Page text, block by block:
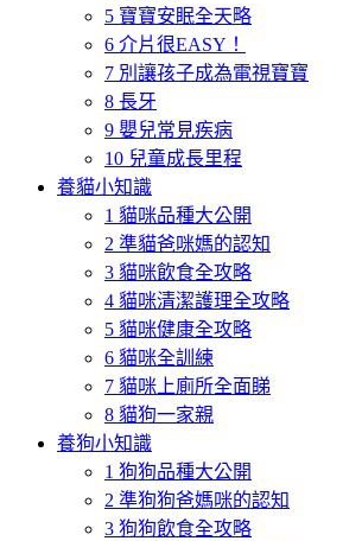
5 寶寶安眠全天略
6 介片很EASY！
7 別讓孩子成為電視寶寶
8 長牙
9 嬰兒常見疾病
10 兒童成長里程
養貓小知識
1 貓咪品種大公開
2 準貓爸咪媽的認知
3 貓咪飲食全攻略
4 貓咪清潔護理全攻略
5 貓咪健康全攻略
6 貓咪全訓練
7 貓咪上廁所全面睇
8 貓狗一家親
養狗小知識
1 狗狗品種大公開
2 準狗狗爸媽咪的認知
3 狗狗飲食全攻略